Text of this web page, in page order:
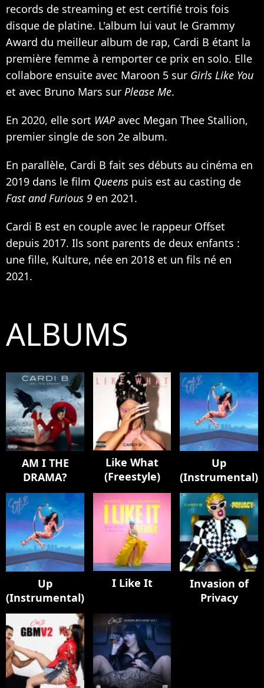
records de streaming et est certifié trois fois
disque de platine. L'album lui vaut le Grammy
Award du meilleur album de rap, Cardi B étant la
première femme à remporter ce prix en solo. Elle
collabore ensuite avec Maroon 5 sur Girls Like You
et avec Bruno Mars sur Please Me.
En 2020, elle sort WAPavec Megan Thee Stallion,
premier single de son 2e album.
En parallèle, Cardi B fait ses débuts au cinéma en
2019 dans le film Queens puis est au casting de
Fast and Furious 9 en 2021.
Cardi B est en couple avec le rappeur Offset
depuis 2017. Ils sont parents de deux enfants :
une fille, Kulture, née en 2018 et un fils né en
2021.
ALBUMS
AM I THE
DRAMA?
Like What
(Freestyle)
Up
(Instrumental)
Up
(Instrumental)
I Like It
Invasion of
Privacy